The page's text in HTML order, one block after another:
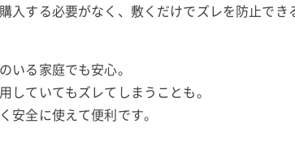
入する必要がなく、敷くだけでズレを防止でき
いる家庭でも安心。
していてもズレてしまうことも。
安全に使えて便利です。